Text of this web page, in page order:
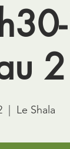
2
Le Shala